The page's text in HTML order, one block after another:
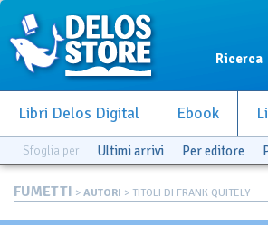
Ricerca
Libri Delos Digital Ebook
Sfoglia per Ultimi arrivi Per editore
FUMETTI > AUTORI > TITOLI DI FRANK QUITELY